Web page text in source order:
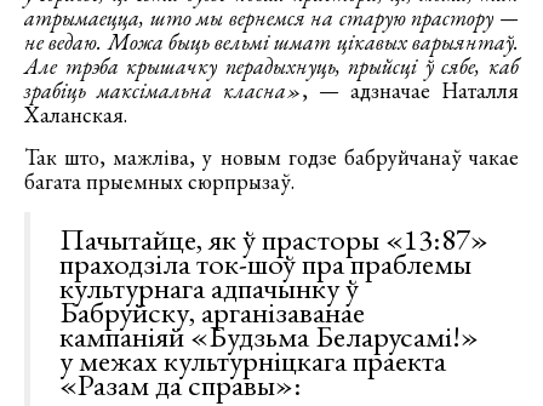
атрымаецца, што мы вернемся на старую прастору —
не ведаю. Можа быць вельмі шмат цікавых варыянтаў.
Але трэба крышачку перадыхнуць, прыйсці ў сябе, каб
зрабіць максімальна класна», — адзначае Наталля
Халанская.
Так што, мажліва, у новым годзе бабруйчанаў чакае
багата прыемных сюрпрызаў.
Пачытайце, як ў прасторы «13:87»
праходзіла ток-шоў пра праблемы
культурнага адпачынку ў
Бабруйску, арганізаванае
кампаніяй «Будзьма Беларусамі!»
у межах культурніцкага праекта
«Разам да справы»: